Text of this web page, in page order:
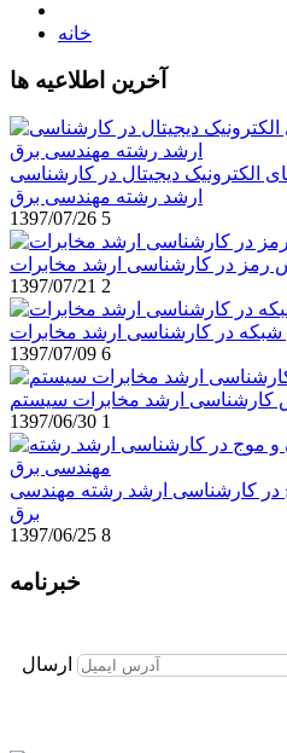
خانه
آخرین اطلاعیه ها
الکترونیک دیجیتال در کارشناسی
ارشد رشته مهندسی برق
1397/07/26 5
رمز در کارشناسی ارشد مخابرات
1397/07/21 2
شبکه در کارشناسی ارشد مخابرات
1397/07/09 6
کارشناسی ارشد مخابرات سیستم
1397/06/30 1
در کارشناسی ارشد رشته مهندسی
برق
1397/06/25 8
خبرنامه
ارسال